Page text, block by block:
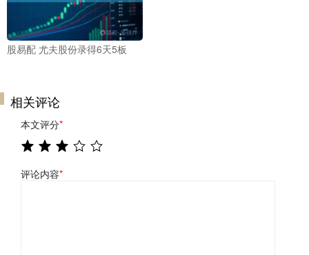
股易配 尤夫股份录得6天5板
相关评论
本文评分*
评论内容*